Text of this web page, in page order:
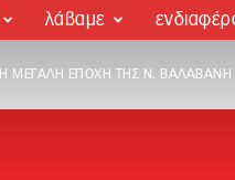
λάβαμε
Η ΜΕΓΆΛΗ ΕΠΟΧΉ ΤΗΣ Ν. ΒΑΛΑΒΆΝΗ